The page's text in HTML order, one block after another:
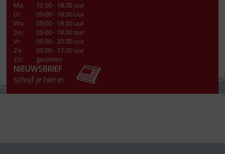
Ma:
13.00 - 18.00 uur
Di:
09.00 - 18.00 uur
Wo:
09.00 - 18.00 uur
Do:
09.00 - 18.00 uur
Vr:
09.00 - 20.00 uur
Za:
09.00 - 17.00 uur
Zo:
gesloten
NIEUWSBRIEF
Schrijf je hier in